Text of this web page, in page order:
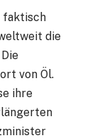
faktisch
die
von Öl.
ihre